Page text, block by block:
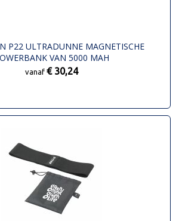
P22 ULTRADUNNE MAGNETISCHE
VAN 5000 MAH
vanaf € 30,24